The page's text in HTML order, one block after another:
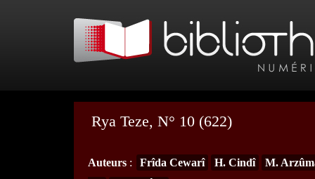
Rya Teze, N° 10 (622)
Auteurs : Frîda Cewarî H. Cindî
M.